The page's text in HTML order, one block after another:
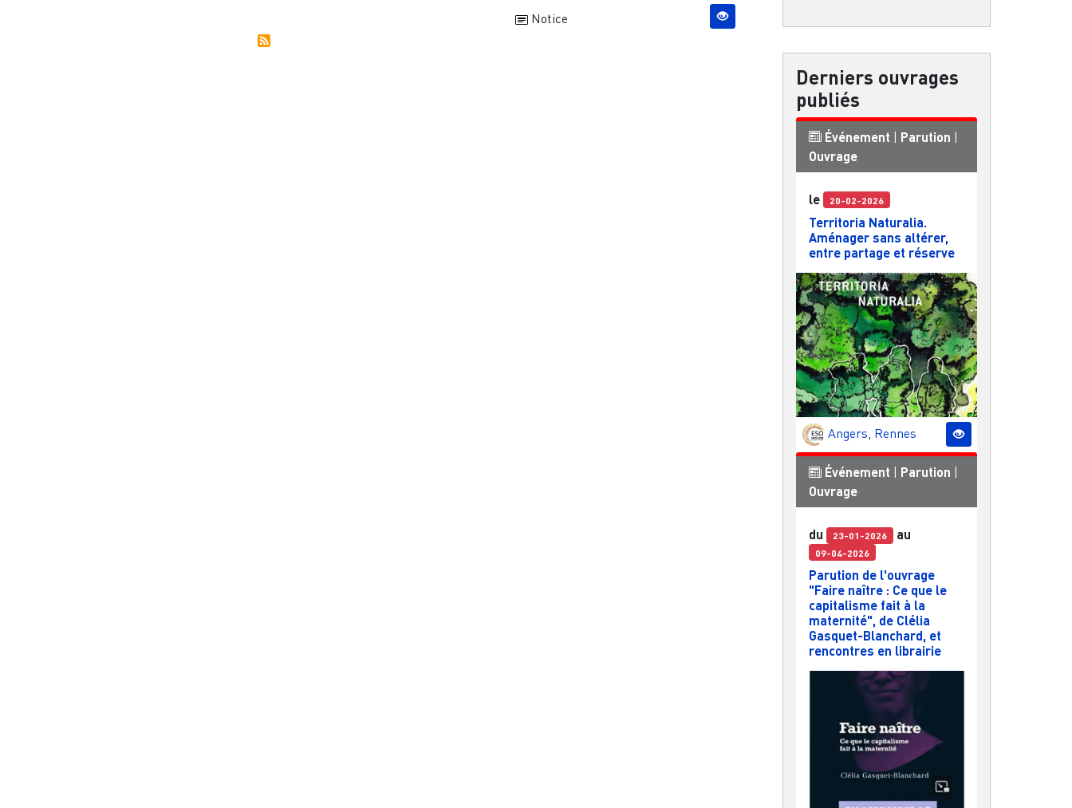
Notice
Derniers ouvrages
publiés
Événement | Parution |
Ouvrage
le 20-02-2026
Territoria Naturalia.
Aménager sans altérer,
entre partage et réserve
Angers, Rennes
Événement Parution
Ouvrage
du 23-01-2026 au
09-04-2026
Parution de l'ouvrage
"Faire naître : Ce que le
capitalisme fait à la
maternité", de Clélia
Gasquet-Blanchard, et
rencontres en librairie